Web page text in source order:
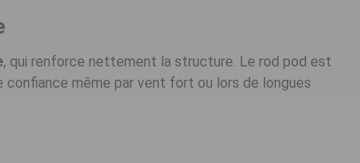
, qui renforce nettement la structure. Le rod pod est
même par vent fort ou lors de longues